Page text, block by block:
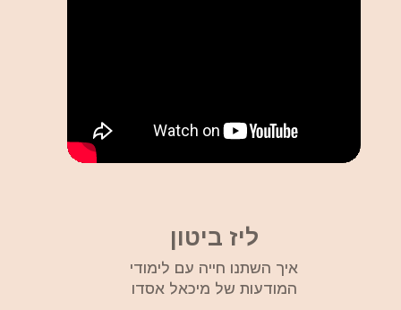
ליז ביטון
איך השתנו חייה עם לימודי
המודעות של מיכאל אסדו